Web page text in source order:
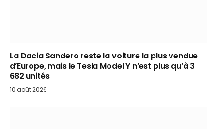
La Dacia Sandero reste la voiture la plus vendue
d’Europe, mais le Tesla Model Y n’est plus qu’à 3
682 unités
10 août 2026